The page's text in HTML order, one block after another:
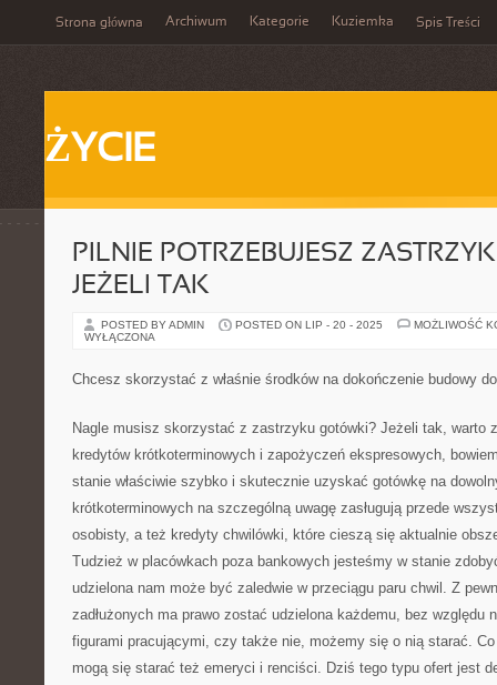
Strona główna Archiwum Kategorie Kuziemka Spis Treści
ŻYCIE
PILNIE POTRZEBUJESZ
JEŻELI TAK
POSTED BY ADMIN POSTED ON LIP - 20 - 2025
MOŻLIWOŚĆ
WYŁĄCZONA
Chcesz skorzystać z właśnie środków na dokończenie budowy
Nagle musisz skorzystać z zastrzyku gotówki? Jeżeli tak, warto
kredytów krótkoterminowych i zapożyczeń ekspresowych,
stanie właściwie szybko i skutecznie uzyskać gotówkę na
krótkoterminowych na szczególną uwagę zasługują przede
osobisty, a też kredyty chwilówki, które cieszą się aktualnie
Tudzież w placówkach poza bankowych jesteśmy w stanie
udzielona nam może być zaledwie w przeciągu paru chwil. Z
zadłużonych ma prawo zostać udzielona każdemu, bez względu
figurami pracującymi, czy także nie, możemy się o nią starać.
mogą się starać też emeryci i renciści. Dziś tego typu ofert jest